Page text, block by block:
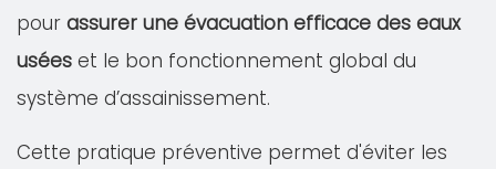
pour assurer une évacuation efficace des eaux
usées et le bon fonctionnement global du
système d’assainissement.
Cette pratique préventive permet d'éviter les